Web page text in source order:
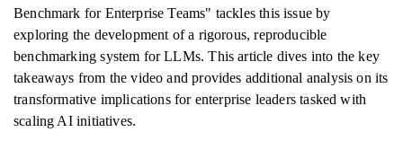
Benchmark for Enterprise Teams" tackles this issue by
exploring the development of a rigorous, reproducible
benchmarking system for LLMs. This article dives into the key
takeaways from the video and provides additional analysis on its
transformative implications for enterprise leaders tasked with
scaling AI initiatives.